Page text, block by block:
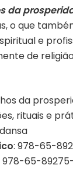
da
o que
e
de
da
rituais e
: 978-65-
978-65-